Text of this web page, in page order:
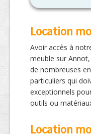
Location
Avoir accès à
meuble sur
de nombreuses
particuliers qui
exceptionnels
outils ou
Location